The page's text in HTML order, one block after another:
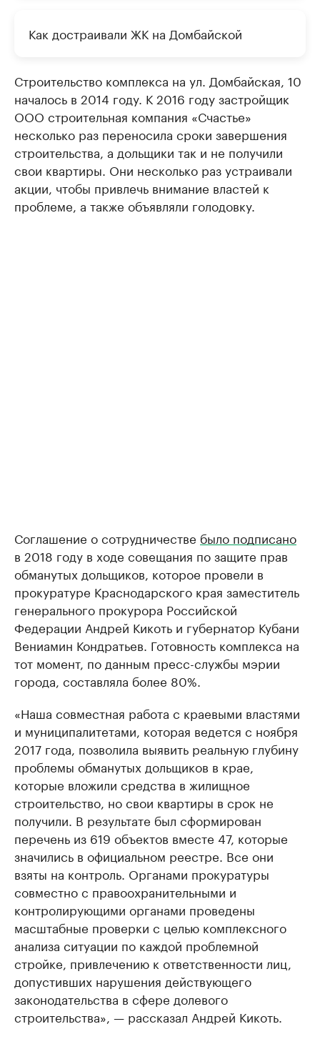
Как достраивали ЖК на Домбайской
Строительство комплекса на ул. Домбайская, 10
началось в 2014 году. К 2016 году застройщик
ООО строительная компания «Счастье»
несколько раз переносила сроки завершения
строительства, а дольщики так и не получили
свои квартиры. Они несколько раз устраивали
акции, чтобы привлечь внимание властей к
проблеме, а также объявляли голодовку.
Соглашение о сотрудничестве было подписано
в 2018 году в ходе совещания по защите прав
обманутых дольщиков, которое провели в
прокуратуре Краснодарского края заместитель
генерального прокурора Российской
Федерации Андрей Кикоть и губернатор Кубани
Вениамин Кондратьев. Готовность комплекса на
тот момент, по данным пресс-службы мэрии
города, составляла более 80%.
«Наша совместная работа с краевыми властями
и муниципалитетами, которая ведется с ноября
2017 года, позволила выявить реальную глубину
проблемы обманутых дольщиков в крае,
которые вложили средства в жилищное
строительство, но свои квартиры в срок не
получили. В результате был сформирован
перечень из 619 объектов вместе 47, которые
значились в официальном реестре. Все они
взяты на контроль. Органами прокуратуры
совместно с правоохранительными и
контролирующими органами проведены
масштабные проверки с целью комплексного
анализа ситуации по каждой проблемной
стройке, привлечению к ответственности лиц,
допустивших нарушения действующего
законодательства в сфере долевого
строительства», — рассказал Андрей Кикоть.